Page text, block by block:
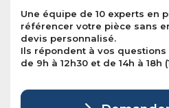
Une équipe de 10 experts en
référencer votre pièce sans
devis personnalisé.
Ils répondent à vos
de 9h à 12h30 et de 14h à 18h